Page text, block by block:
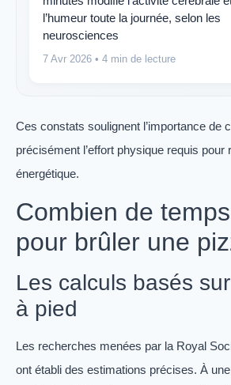
l’humeur toute la journée, selon les
neurosciences
7 Avr 2026 • 4 min de lecture
Ces constats soulignent l’importance de
précisément l’effort physique requis pour
énergétique.
Combien de
pour brûler une
Les calculs basés
à pied
Les recherches menées par la Royal
ont établi des estimations précises. À